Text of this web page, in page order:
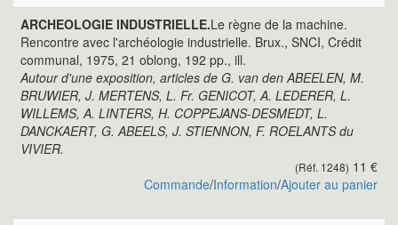
ARCHEOLOGIE INDUSTRIELLE.Le règne de la machine.
Rencontre avec l'archéologie industrielle. Brux., SNCI, Crédit
communal, 1975, 21 oblong, 192 pp., ill.
Autour d'une exposition, articles de G. van den ABEELEN, M.
BRUWIER, J. MERTENS, L. Fr. GENICOT, A. LEDERER, L.
WILLEMS, A. LINTERS, H. COPPEJANS-DESMEDT, L.
DANCKAERT, G. ABEELS, J. STIENNON, F. ROELANTS du
VIVIER.
(Réf. 1248) 11 €
Commande/Information/Ajouter au panier